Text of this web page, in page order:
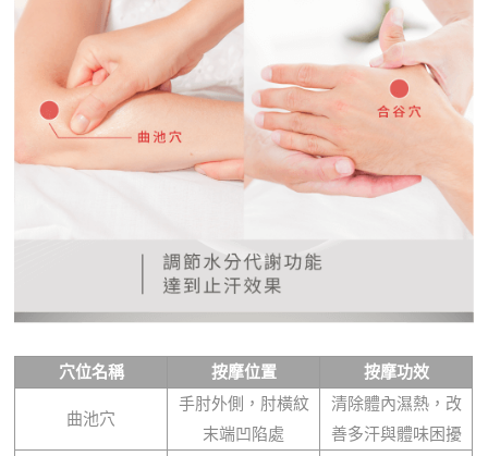
穴位名稱 按摩位置 按摩功效
曲池穴
手肘外側，肘橫紋
末端凹陷處
清除體內濕熱，改
善多汗與體味困擾